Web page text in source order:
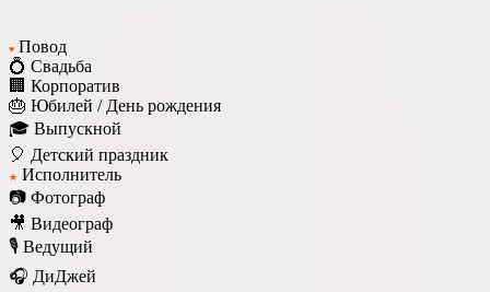
♥ Повод
💍 Свадьба
🏢 Корпоратив
🎂 Юбилей / День рождения
🎓 Выпускной
🎈 Детский праздник
★ Исполнитель
📷 Фотограф
🎥 Видеограф
🎙️ Ведущий
🎧 ДиДжей